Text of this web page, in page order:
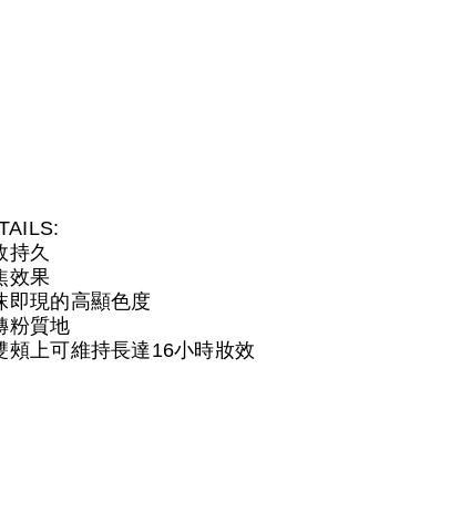
持久
效果
即現的高顯色度
粉質地
頰上可維持長達16小時妝效